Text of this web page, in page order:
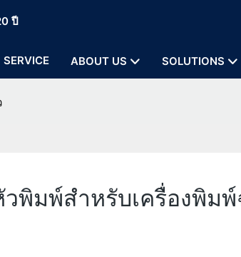
ปี
SERVICE ABOUT US SOLUTIONS
วพิมพ์สำหรับเครื่องพิม